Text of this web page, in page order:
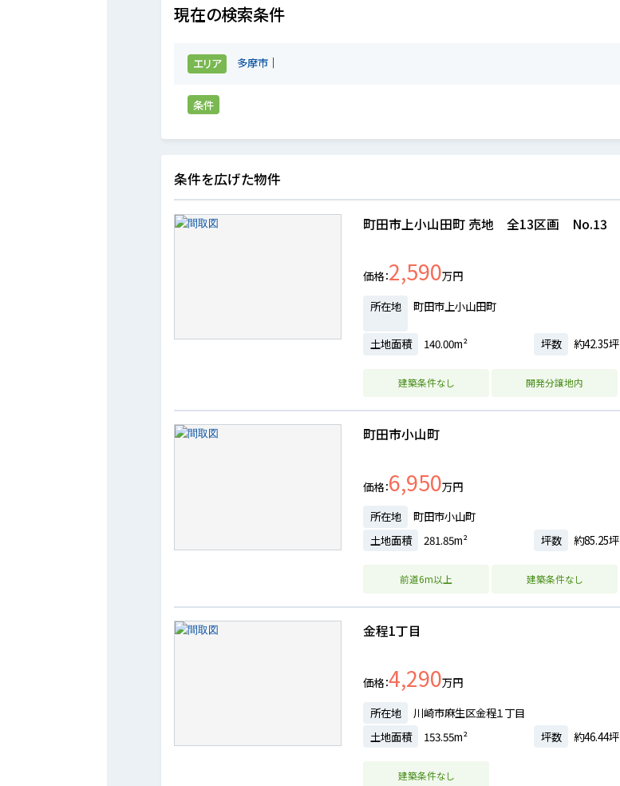
現在の検索条件
エリア 多摩市
条件
条件を広げた物件
町田市上小山田町 売地 全13区画 No.13
価格 2,590万円
所在地
町田市上小山田町
土地面積
140.00m² 坪数 約42.35坪
建築条件なし 開発分譲地内
町田市小山町
価格 6,950万円
所在地
町田市小山町
土地面積
281.85m² 坪数 約85.25坪
前道6m以上 建築条件なし
金程1丁目
価格 4,290万円
所在地
川崎市麻生区金程１丁目
土地面積
153.55m² 坪数 約46.44坪
建築条件なし